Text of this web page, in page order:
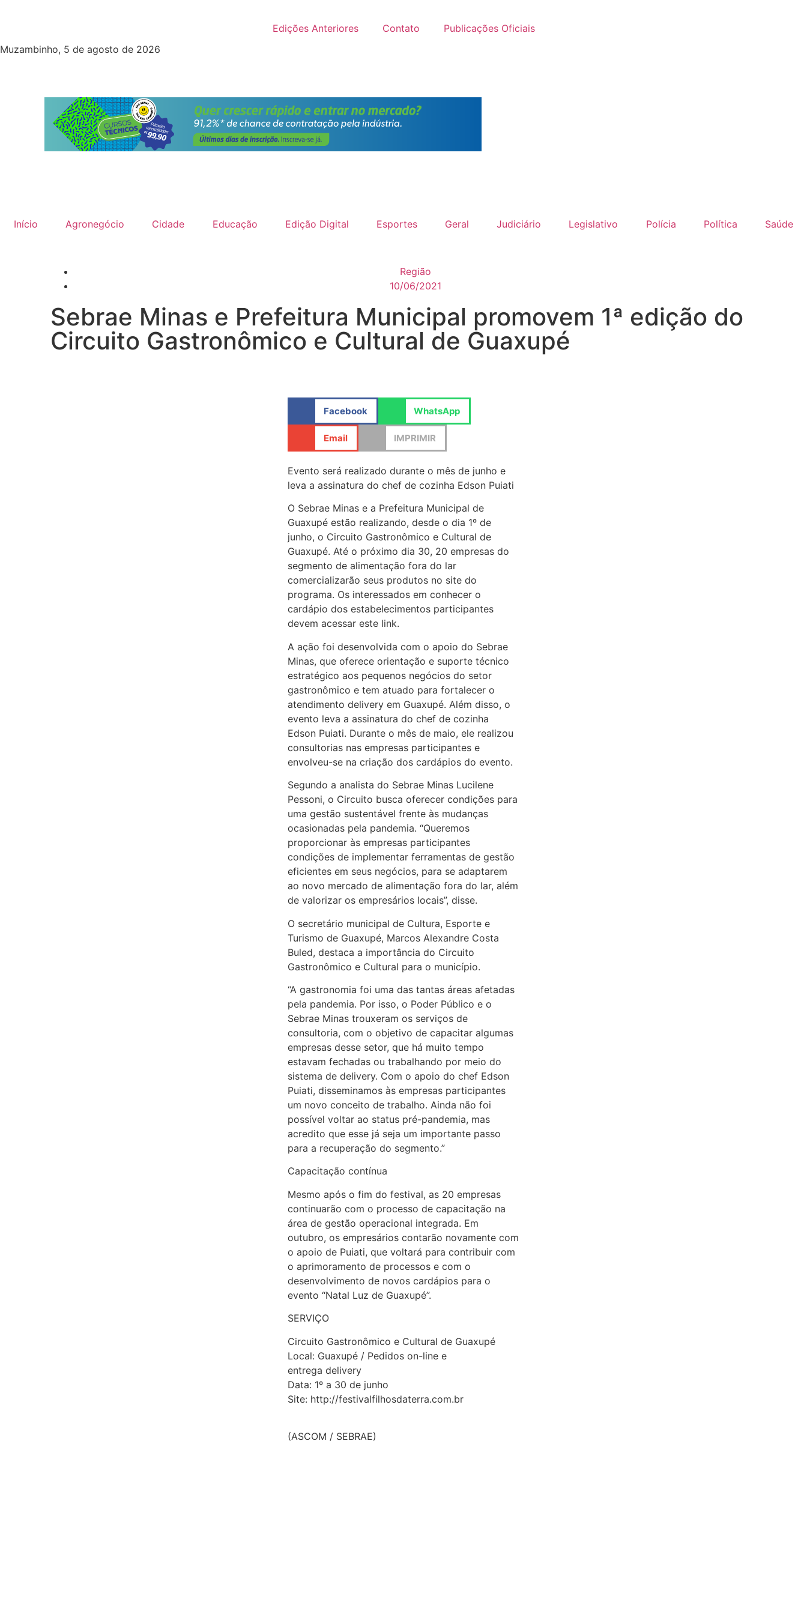
Edições Anteriores Contato
Publicações Oficiais
Muzambinho, 5 de agosto de 2026
Início Agronegócio Cidade Educação Edição Digital Esportes Geral Judiciário Legislativo Polícia Política Saúde
Região
10/06/2021
Sebrae Minas e Prefeitura Municipal promovem 1ª edição do
Circuito Gastronômico e Cultural de Guaxupé
Facebook WhatsApp
Email IMPRIMIR
Evento será realizado durante o mês de junho e
leva a assinatura do chef de cozinha Edson Puiati
O Sebrae Minas e a Prefeitura Municipal de
Guaxupé estão realizando, desde o dia 1º de
junho, o Circuito Gastronômico e Cultural de
Guaxupé. Até o próximo dia 30, 20 empresas do
segmento de alimentação fora do lar
comercializarão seus produtos no site do
programa. Os interessados em conhecer o
cardápio dos estabelecimentos participantes
devem acessar este link.
A ação foi desenvolvida com o apoio do Sebrae
Minas, que oferece orientação e suporte técnico
estratégico aos pequenos negócios do setor
gastronômico e tem atuado para fortalecer o
atendimento delivery em Guaxupé. Além disso, o
evento leva a assinatura do chef de cozinha
Edson Puiati. Durante o mês de maio, ele realizou
consultorias nas empresas participantes e
envolveu-se na criação dos cardápios do evento.
Segundo a analista do Sebrae Minas Lucilene
Pessoni, o Circuito busca oferecer condições para
uma gestão sustentável frente às mudanças
ocasionadas pela pandemia. “Queremos
proporcionar às empresas participantes
condições de implementar ferramentas de gestão
eficientes em seus negócios, para se adaptarem
ao novo mercado de alimentação fora do lar, além
de valorizar os empresários locais”, disse.
O secretário municipal de Cultura, Esporte e
Turismo de Guaxupé, Marcos Alexandre Costa
Buled, destaca a importância do Circuito
Gastronômico e Cultural para o município.
“A gastronomia foi uma das tantas áreas afetadas
pela pandemia. Por isso, o Poder Público e o
Sebrae Minas trouxeram os serviços de
consultoria, com o objetivo de capacitar algumas
empresas desse setor, que há muito tempo
estavam fechadas ou trabalhando por meio do
sistema de delivery. Com o apoio do chef Edson
Puiati, disseminamos às empresas participantes
um novo conceito de trabalho. Ainda não foi
possível voltar ao status pré-pandemia, mas
acredito que esse já seja um importante passo
para a recuperação do segmento.”
Capacitação contínua
Mesmo após o fim do festival, as 20 empresas
continuarão com o processo de capacitação na
área de gestão operacional integrada. Em
outubro, os empresários contarão novamente com
o apoio de Puiati, que voltará para contribuir com
o aprimoramento de processos e com o
desenvolvimento de novos cardápios para o
evento “Natal Luz de Guaxupé”.
SERVIÇO
Circuito Gastronômico e Cultural de Guaxupé
Local: Guaxupé / Pedidos on-line e
entrega delivery
Data: 1º a 30 de junho
Site: http://festivalfilhosdaterra.com.br
(ASCOM / SEBRAE)